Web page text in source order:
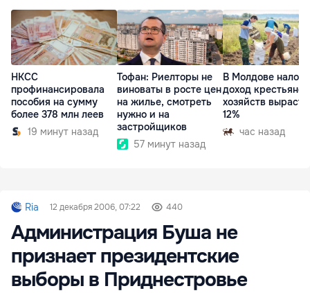
НКСС
профинансировала
пособия на сумму
более 378 млн леев
19 минут назад
Тофан: Риелторы не
виноваты в росте цен
на жилье, смотреть
нужно и на
застройщиков
57 минут назад
В Молдове налог
доход
хозяйств
12%
час назад
Ria 12 декабря 2006, 07:22 440
Администрация Буша не
признает президентские
выборы в Приднестровье